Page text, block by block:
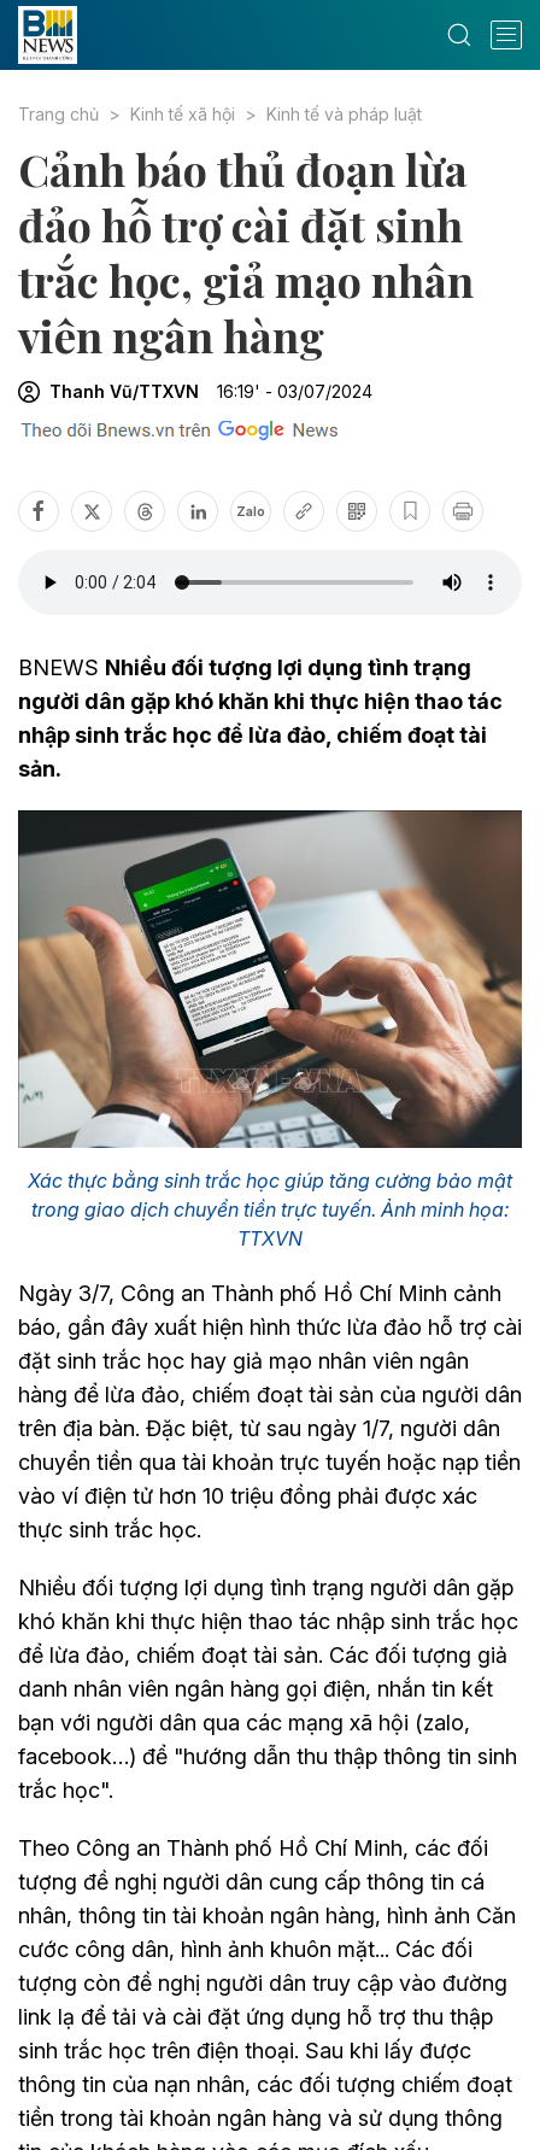
Trang chủ Kinh tế xã hội Kinh tế và pháp luật
Cảnh báo thủ đoạn lừa
đảo hỗ trợ cài đặt sinh
trắc học, giả mạo nhân
viên ngân hàng
Thanh Vũ/TTXVN 16:19' - 03/07/2024
Zalo
BNEWS Nhiều đối tượng lợi dụng tình trạng
người dân gặp khó khăn khi thực hiện thao tác
nhập sinh trắc học để lừa đảo, chiếm đoạt tài
sản.
Xác thực bằng sinh trắc học giúp tăng cường bảo mật
trong giao dịch chuyển tiền trực tuyến. Ảnh minh họa:
TTXVN
Ngày 3/7, Công an Thành phố Hồ Chí Minh cảnh
báo, gần đây xuất hiện hình thức lừa đảo hỗ trợ cài
đặt sinh trắc học hay giả mạo nhân viên ngân
hàng để lừa đảo, chiếm đoạt tài sản của người dân
trên địa bàn. Đặc biệt, từ sau ngày 1/7, người dân
chuyển tiền qua tài khoản trực tuyến hoặc nạp tiền
vào ví điện tử hơn 10 triệu đồng phải được xác
thực sinh trắc học.
Nhiều đối tượng lợi dụng tình trạng người dân gặp
khó khăn khi thực hiện thao tác nhập sinh trắc học
để lừa đảo, chiếm đoạt tài sản. Các đối tượng giả
danh nhân viên ngân hàng gọi điện, nhắn tin kết
bạn với người dân qua các mạng xã hội (zalo,
facebook…) để "hướng dẫn thu thập thông tin sinh
trắc học".
Theo Công an Thành phố Hồ Chí Minh, các đối
tượng đề nghị người dân cung cấp thông tin cá
nhân, thông tin tài khoản ngân hàng, hình ảnh Căn
cước công dân, hình ảnh khuôn mặt... Các đối
tượng còn đề nghị người dân truy cập vào đường
link lạ để tải và cài đặt ứng dụng hỗ trợ thu thập
sinh trắc học trên điện thoại. Sau khi lấy được
thông tin của nạn nhân, các đối tượng chiếm đoạt
tiền trong tài khoản ngân hàng và sử dụng thông